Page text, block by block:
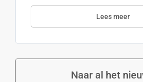
Lees meer
Naar al het